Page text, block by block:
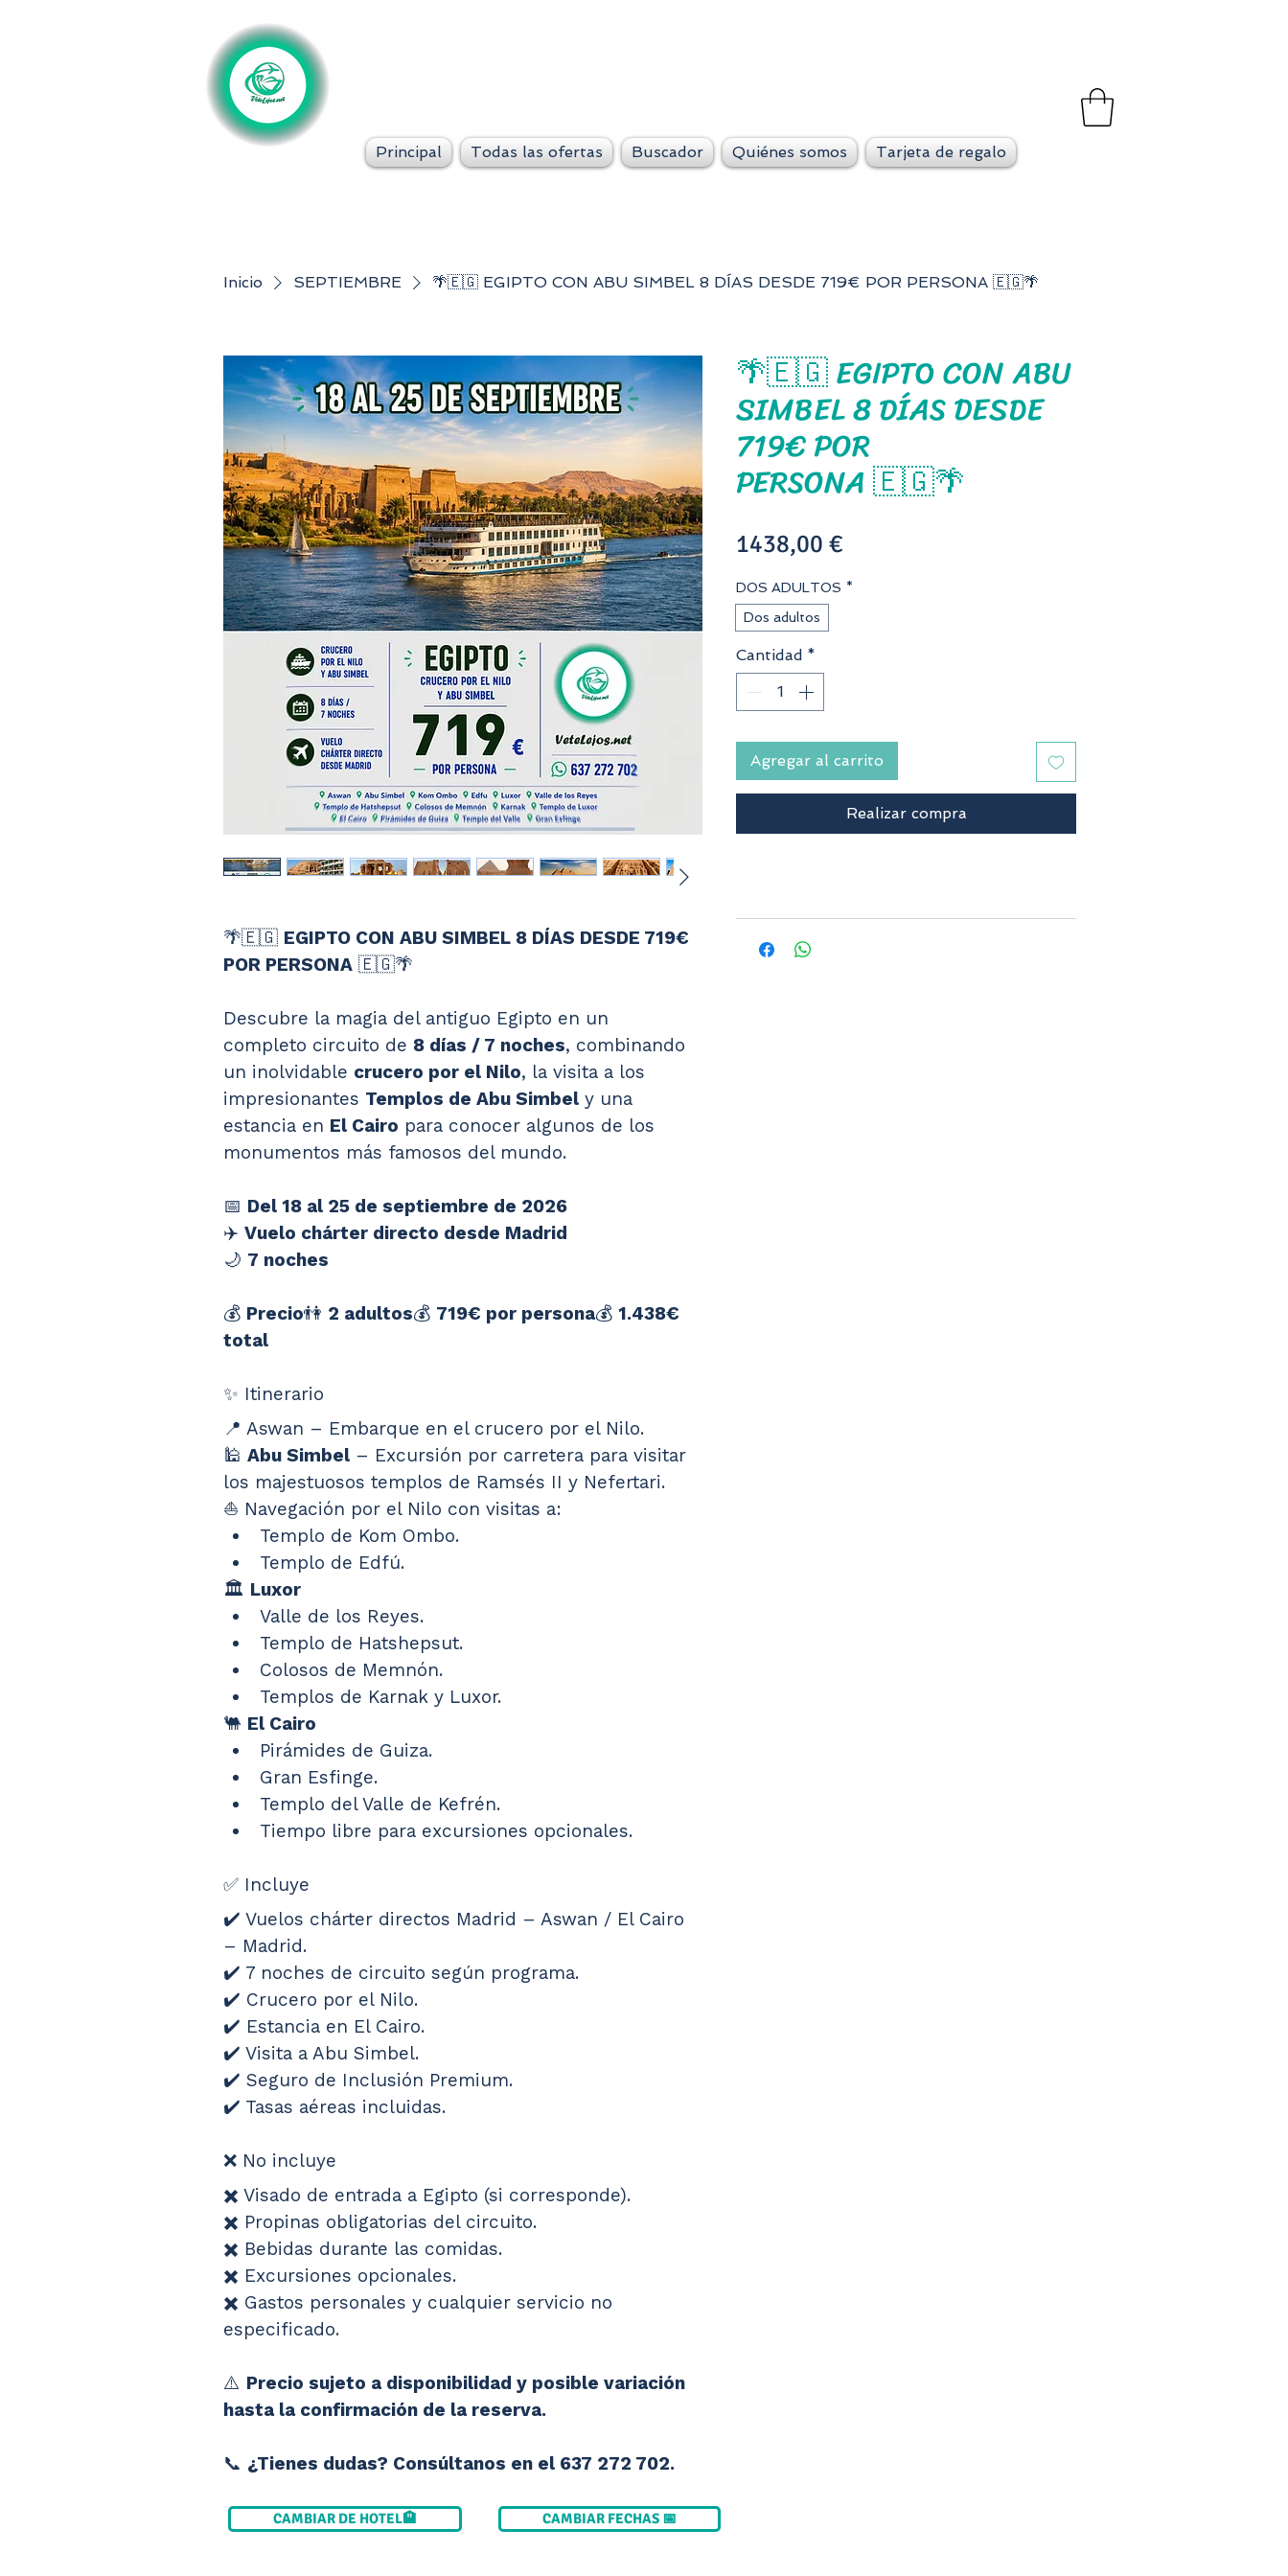
Principal Todas las ofertas Buscador Quiénes somos Tarjeta de regalo
Inicio SEPTIEMBRE 🌴🇪🇬 EGIPTO CON ABU SIMBEL 8 DÍAS DESDE 719€ POR PERSONA 🇪🇬🌴
🌴🇪🇬 EGIPTO CON ABU SIMBEL 8 DÍAS DESDE 719€
POR PERSONA 🇪🇬🌴
Descubre la magia del antiguo Egipto en un
completo circuito de 8 días / 7 noches, combinando
un inolvidable crucero por el Nilo, la visita a los
impresionantes Templos de Abu Simbel y una
estancia en El Cairo para conocer algunos de los
monumentos más famosos del mundo.
📅 Del 18 al 25 de septiembre de 2026
✈️ Vuelo chárter directo desde Madrid
🌙 7 noches
💰 Precio👫 2 adultos💰 719€ por persona💰 1.438€
total
✨ Itinerario
📍 Aswan – Embarque en el crucero por el Nilo.
🕌 Abu Simbel – Excursión por carretera para visitar
los majestuosos templos de Ramsés II y Nefertari.
⛵ Navegación por el Nilo con visitas a:
Templo de Kom Ombo.
Templo de Edfú.
🏛️ Luxor
Valle de los Reyes.
Templo de Hatshepsut.
Colosos de Memnón.
Templos de Karnak y Luxor.
🐫 El Cairo
Pirámides de Guiza.
Gran Esfinge.
Templo del Valle de Kefrén.
Tiempo libre para excursiones opcionales.
✅ Incluye
✔️ Vuelos chárter directos Madrid – Aswan / El Cairo
– Madrid.
✔️ 7 noches de circuito según programa.
✔️ Crucero por el Nilo.
✔️ Estancia en El Cairo.
✔️ Visita a Abu Simbel.
✔️ Seguro de Inclusión Premium.
✔️ Tasas aéreas incluidas.
❌ No incluye
✖️ Visado de entrada a Egipto (si corresponde).
✖️ Propinas obligatorias del circuito.
✖️ Bebidas durante las comidas.
✖️ Excursiones opcionales.
✖️ Gastos personales y cualquier servicio no
especificado.
⚠️ Precio sujeto a disponibilidad y posible variación
hasta la confirmación de la reserva.
📞 ¿Tienes dudas? Consúltanos en el 637 272 702.
🌴🇪🇬 EGIPTO CON ABU
SIMBEL 8 DÍAS DESDE
719€ POR
PERSONA 🇪🇬🌴
1438,00 €
DOS ADULTOS *
Dos adultos
Cantidad *
Agregar al carrito
Realizar compra
CAMBIAR DE HOTEL🏨 CAMBIAR FECHAS 📅